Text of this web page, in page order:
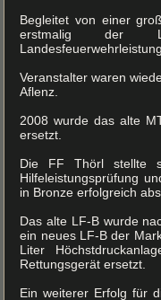
Begleitet von einer
erstmalig der
Veranstalter waren
Aflenz.
2008 wurde das alte
ersetzt.
Die FF Thörl stellte
Hilfeleistungsprüfung
in Bronze erfolgreich
Das alte LF-B wurde
ein neues LF-B der
Liter
Rettungsgerät ersetzt.
Ein weiterer Erfolg für